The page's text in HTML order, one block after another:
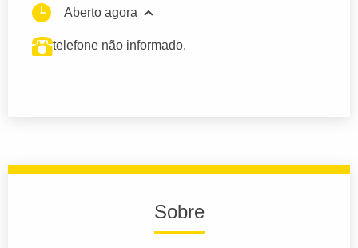
Aberto agora
telefone não informado.
Sobre